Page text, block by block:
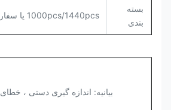
بسته
بندی
1000pcs/1440pcs یا سفارشی
بیانیه: اندازه گیری دستی ، خطای 0.1-0 3cm وجود دارد.